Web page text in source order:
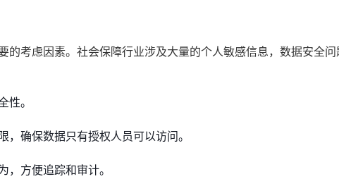
的考虑因素。社会保障行业涉及大量的个人敏感信息，数据安全问
性。
，确保数据只有授权人员可以访问。
，方便追踪和审计。